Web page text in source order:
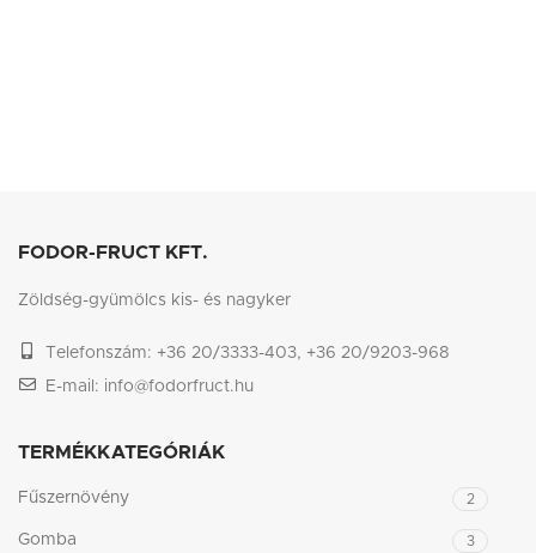
FODOR-FRUCT KFT.
Zöldség-gyümölcs kis- és nagyker
Telefonszám: +36 20/3333-403, +36 20/9203-968
E-mail: info@fodorfruct.hu
TERMÉKKATEGÓRIÁK
Fűszernövény 2
Gomba 3